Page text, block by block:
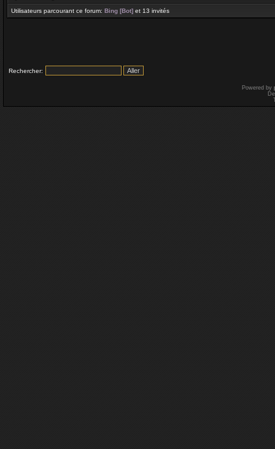
Utilisateurs parcourant ce forum: Bing [Bot] et 13 invités
Rechercher:
Powered by